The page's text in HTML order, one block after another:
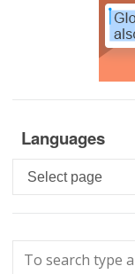
Languages
Languages